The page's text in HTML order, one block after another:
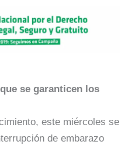
se garanticen los
este miércoles se
de embarazo